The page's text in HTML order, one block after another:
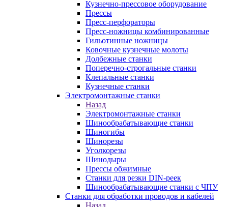
Кузнечно-прессовое оборудование
Прессы
Пресс-перфораторы
Пресс-ножницы комбинированные
Гильотинные ножницы
Ковочные кузнечные молоты
Долбежные станки
Поперечно-строгальные станки
Клепальные станки
Кузнечные станки
Электромонтажные станки
Назад
Электромонтажные станки
Шинообрабатывающие станки
Шиногибы
Шинорезы
Уголкорезы
Шинодыры
Прессы обжимные
Станки для резки DIN-реек
Шинообрабатывающие станки с ЧПУ
Станки для обработки проводов и кабелей
Назад